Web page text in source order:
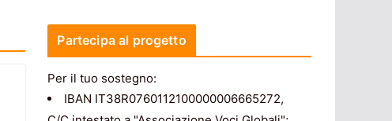
Partecipa al progetto
Per il tuo sostegno:
IBAN IT38R0760112100000006665272,